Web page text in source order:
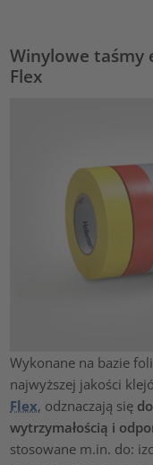
powered by
Winylowe taśmy
Flex
Wykonane na bazie
najwyższej jakości
Flex, odznaczają się
wytrzymałością i
stosowane m.in. do: